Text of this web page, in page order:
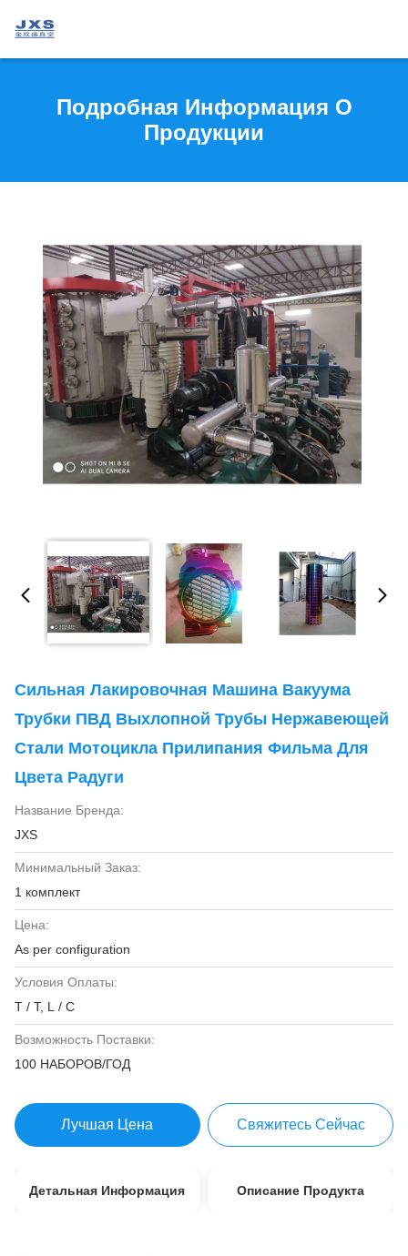
Подробная Информация О
Продукции
Сильная Лакировочная Машина Вакуума
Трубки ПВД Выхлопной Трубы Нержавеющей
Стали Мотоцикла Прилипания Фильма Для
Цвета Радуги
Название Бренда:
JXS
Минимальный Заказ:
1 комплект
Цена:
As per configuration
Условия Оплаты:
T / T, L / C
Возможность Поставки:
100 НАБОРОВ/ГОД
Лучшая Цена Свяжитесь Сейчас
Детальная Информация Описание Продукта